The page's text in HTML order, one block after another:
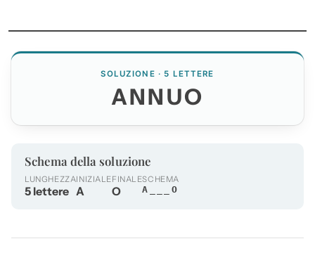
SOLUZIONE · 5 LETTERE
ANNUO
Schema della soluzione
LUNGHEZZA
5 lettere
INIZIALE
A
FINALE
O
SCHEMA
A___O